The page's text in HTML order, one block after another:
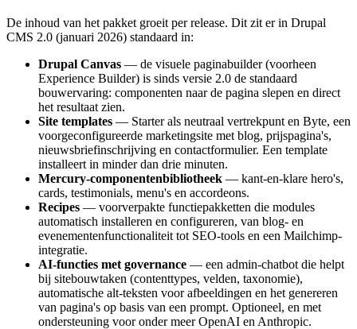
De inhoud van het pakket groeit per release. Dit zit er in Drupal
CMS 2.0 (januari 2026) standaard in:
Drupal Canvas — de visuele paginabuilder (voorheen
Experience Builder) is sinds versie 2.0 de standaard
bouwervaring: componenten naar de pagina slepen en direct
het resultaat zien.
Site templates — Starter als neutraal vertrekpunt en Byte, een
voorgeconfigureerde marketingsite met blog, prijspagina's,
nieuwsbriefinschrijving en contactformulier. Een template
installeert in minder dan drie minuten.
Mercury-componentenbibliotheek — kant-en-klare hero's,
cards, testimonials, menu's en accordeons.
Recipes — voorverpakte functiepakketten die modules
automatisch installeren en configureren, van blog- en
evenementenfunctionaliteit tot SEO-tools en een Mailchimp-
integratie.
AI-functies met governance — een admin-chatbot die helpt
bij sitebouwtaken (contenttypes, velden, taxonomie),
automatische alt-teksten voor afbeeldingen en het genereren
van pagina's op basis van een prompt. Optioneel, en met
ondersteuning voor onder meer OpenAI en Anthropic.